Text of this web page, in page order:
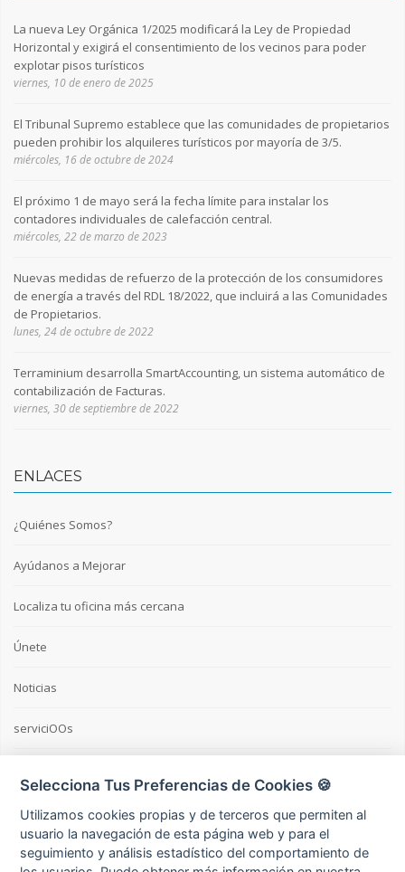
Selecciona Tus Preferencias de Cookies 🍪
Utilizamos cookies propias y de terceros que permiten al
usuario la navegación de esta página web y para el
seguimiento y análisis estadístico del comportamiento de
La nueva Ley Orgánica 1/2025 modificará la Ley de Propiedad
Horizontal y exigirá el consentimiento de los vecinos para poder
explotar pisos turísticos
viernes, 10 de enero de 2025
El Tribunal Supremo establece que las comunidades de propietarios
pueden prohibir los alquileres turísticos por mayoría de 3/5.
miércoles, 16 de octubre de 2024
El próximo 1 de mayo será la fecha límite para instalar los
contadores individuales de calefacción central.
miércoles, 22 de marzo de 2023
Nuevas medidas de refuerzo de la protección de los consumidores
de energía a través del RDL 18/2022, que incluirá a las Comunidades
de Propietarios.
lunes, 24 de octubre de 2022
Terraminium desarrolla SmartAccounting, un sistema automático de
contabilización de Facturas.
viernes, 30 de septiembre de 2022
ENLACES
¿Quiénes Somos?
Ayúdanos a Mejorar
Localiza tu oficina más cercana
Únete
Noticias
serviciOOs
ÚLTIMOS TWEETS
Tweets por @Terraminium